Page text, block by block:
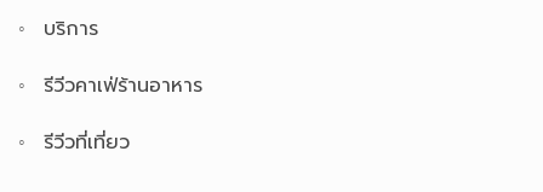
บริการ
รีวีวคาเฟ่ร้านอาหาร
รีวีวที่เที่ยว